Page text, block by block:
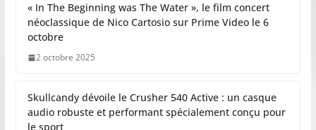
« In The Beginning was The Water », le film concert
néoclassique de Nico Cartosio sur Prime Video le 6
octobre
2 octobre 2025
Skullcandy dévoile le Crusher 540 Active : un casque
audio robuste et performant spécialement conçu pour
le sport